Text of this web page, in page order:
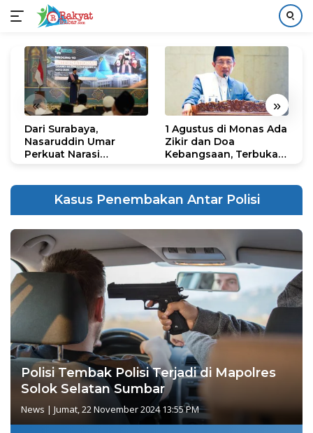
konten
« »
Dari Surabaya,
Nasaruddin Umar
Perkuat Narasi
1 Agustus di Monas Ada
Zikir dan Doa
Kebangsaan, Terbuka
Kasus Penembakan Antar Polisi
Polisi Tembak Polisi Terjadi di Mapolres
Solok Selatan Sumbar
News | Jumat, 22 November 2024 13:55 PM